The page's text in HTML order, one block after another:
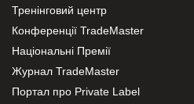
Тренінговий центр
Конференції TradeMaster
Національні Премії
Журнал TradeMaster
Портал про Private Label